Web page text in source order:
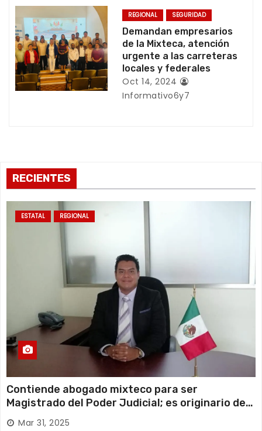
r
a
d
a
REGIONAL SEGURIDAD
Demandan empresarios
de la Mixteca, atención
urgente a las carreteras
locales y federales
Oct 14, 2024
Informativo6y7
RECIENTES
ESTATAL REGIONAL
Contiende abogado mixteco para ser
Magistrado del Poder Judicial; es originario de
Huajuapan de León
Mar 31, 2025